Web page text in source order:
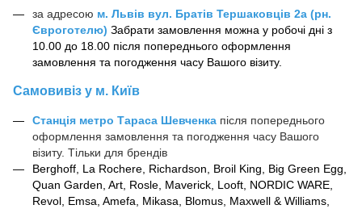
за адресою м. Львів вул. Братів Тершаковців 2а (рн.
Євроготелю) Забрати замовлення можна у робочі дні з
10.00 до 18.00 після попереднього оформлення
замовлення та погодження часу Вашого візиту.
Самовивіз у м. Київ
Станція метро Тараса Шевченка після попереднього
оформлення замовлення та погодження часу Вашого
візиту. Тільки для брендів
Berghoff, La Rochere, Richardson, Broil King, Big Green Egg,
Quan Garden Art, Rosle, Maverick, Looft, NORDIC WARE,
Revol, Emsa, Amefa, Mikasa, Blomus, Maxwell & Williams,